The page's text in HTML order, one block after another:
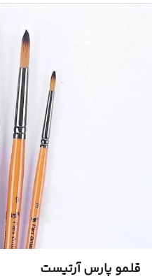
قلمو پارس آرتیست